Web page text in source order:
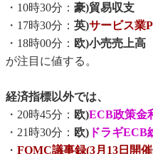
・10時30分： 豪)貿易収支
・17時30分： 英)サービス業
・18時00分： 欧)小売売上高
が注目に値する。
経済指標以外では、
・20時45分： 欧)ECB政策金
・21時30分： 欧) ドラギECB
・ FOMC議事録(3月13日開